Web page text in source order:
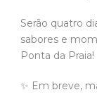
Serão quatro
sabores e
Ponta da Praia!
✨ Em breve,